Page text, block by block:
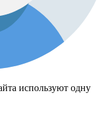
используют одну